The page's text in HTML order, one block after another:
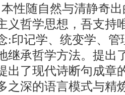
性随自然与清静奇
义哲学思想，吾支持
:印记学、统变学、
继承哲学方法。提出
出了现代诗断句成章
之深的语言模式与精